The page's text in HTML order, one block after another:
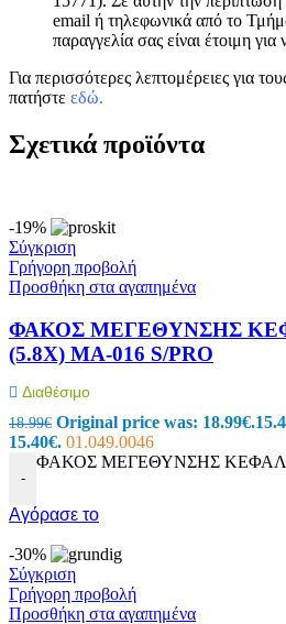
email ή τηλεφωνικά από το
παραγγελία σας είναι έτοιμη
Για περισσότερες λεπτομέρειες για
πατήστε εδώ.
Σχετικά προϊόντα
-19%
Σύγκριση
Γρήγορη προβολή
Προσθήκη στα αγαπημένα
ΦΑΚΟΣ ΜΕΓΕΘΥΝΣΗΣ
(5.8X) MA-016 S/PRO
Διαθέσιμο
18.99€ Original price was: 18.99€.
15.40€. 01.049.0046
-
ΦΑΚΟΣ ΜΕΓΕΘΥΝΣΗΣ ΚΕΦΑΛΗΣ
Αγόρασε το
-30%
Σύγκριση
Γρήγορη προβολή
Προσθήκη στα αγαπημένα